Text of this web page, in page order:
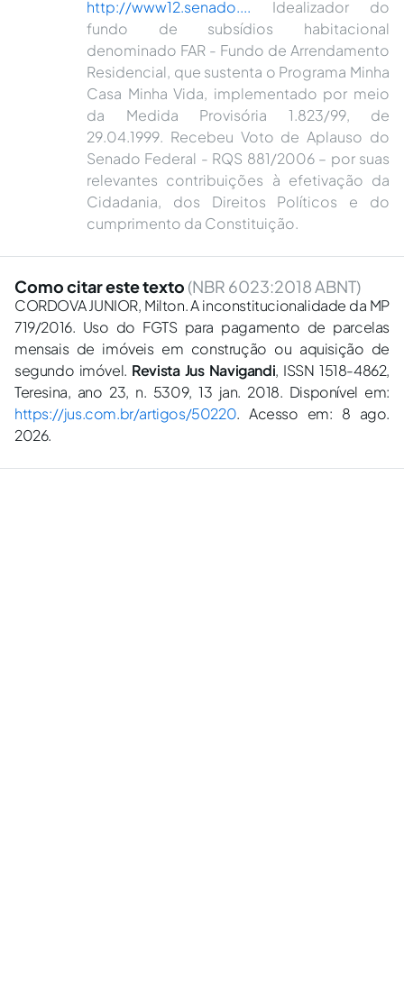
http://www12.senado.... Idealizador do
fundo de subsídios habitacional
denominado FAR - Fundo de Arrendamento
Residencial, que sustenta o Programa Minha
Casa Minha Vida, implementado por meio
da Medida Provisória 1.823/99, de
29.04.1999. Recebeu Voto de Aplauso do
Senado Federal - RQS 881/2006 – por suas
relevantes contribuições à efetivação da
Cidadania, dos Direitos Políticos e do
cumprimento da Constituição.
Como citar este texto (NBR 6023:2018 ABNT)
CORDOVA JUNIOR, Milton. A inconstitucionalidade da MP
719/2016. Uso do FGTS para pagamento de parcelas
mensais de imóveis em construção ou aquisição de
segundo imóvel. Revista Jus Navigandi, ISSN 1518-4862,
Teresina, ano 23, n. 5309, 13 jan. 2018. Disponível em:
https://jus.com.br/artigos/50220. Acesso em: 8 ago.
2026.